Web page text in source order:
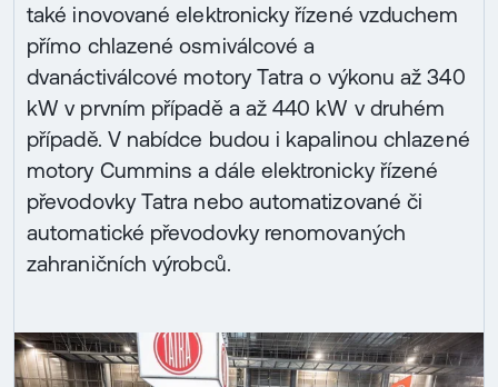
také inovované elektronicky řízené vzduchem
přímo chlazené osmiválcové a
dvanáctiválcové motory Tatra o výkonu až 340
kW v prvním případě a až 440 kW v druhém
případě. V nabídce budou i kapalinou chlazené
motory Cummins a dále elektronicky řízené
převodovky Tatra nebo automatizované či
automatické převodovky renomovaných
zahraničních výrobců.